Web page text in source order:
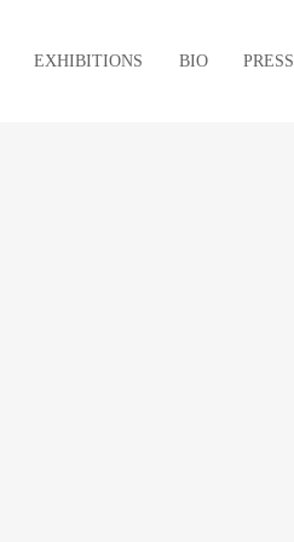
EXHIBITIONS BIO PRESS